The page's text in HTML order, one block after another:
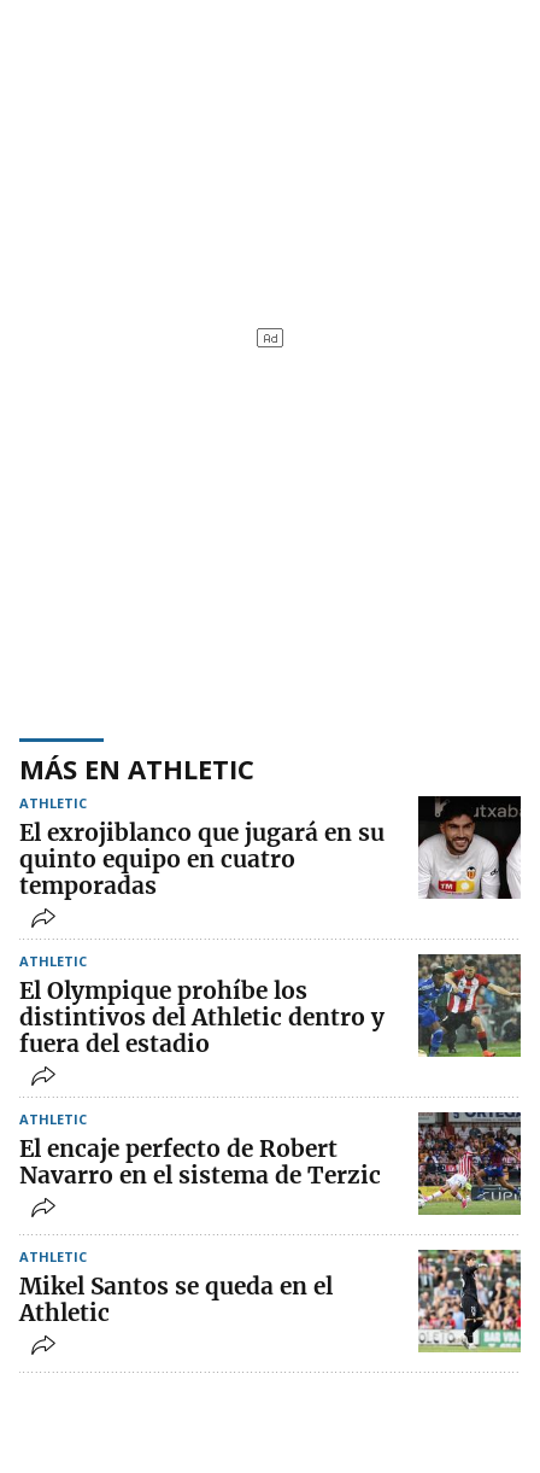
MÁS EN ATHLETIC
ATHLETIC
El exrojiblanco que jugará en su
quinto equipo en cuatro
temporadas
ATHLETIC
El Olympique prohíbe los
distintivos del Athletic dentro y
fuera del estadio
ATHLETIC
El encaje perfecto de Robert
Navarro en el sistema de Terzic
ATHLETIC
Mikel Santos se queda en el
Athletic